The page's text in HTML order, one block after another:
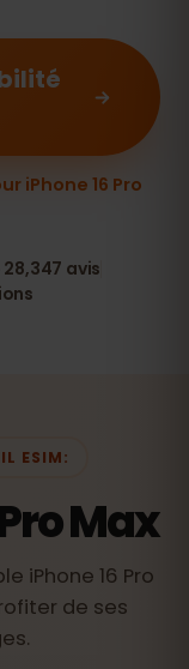
iPhone 16 Pro
28,347 avis
ESIM:
Max
iPhone 16 Pro
de ses